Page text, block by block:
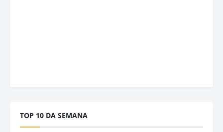
TOP 10 DA SEMANA